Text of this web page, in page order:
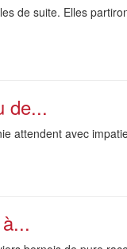
de suite. Elles
de...
attendent avec